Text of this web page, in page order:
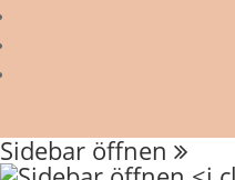
Sidebar öffnen